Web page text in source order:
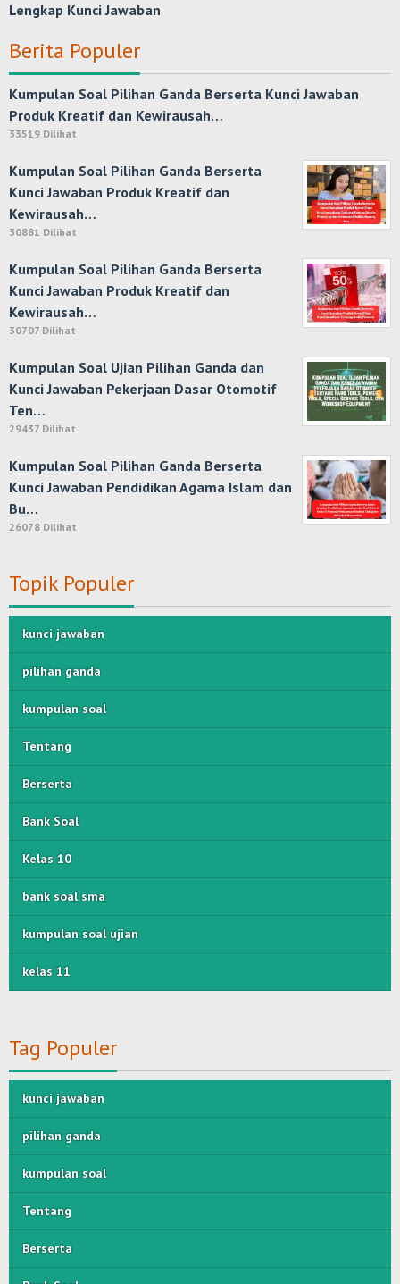
Lengkap Kunci Jawaban
Berita Populer
Kumpulan Soal Pilihan Ganda Berserta Kunci Jawaban
Produk Kreatif dan Kewirausah…
33519 Dilihat
Kumpulan Soal Pilihan Ganda Berserta
Kunci Jawaban Produk Kreatif dan
Kewirausah…
30881 Dilihat
Kumpulan Soal Pilihan Ganda Berserta
Kunci Jawaban Produk Kreatif dan
Kewirausah…
30707 Dilihat
Kumpulan Soal Ujian Pilihan Ganda dan
Kunci Jawaban Pekerjaan Dasar Otomotif
Ten…
29437 Dilihat
Kumpulan Soal Pilihan Ganda Berserta
Kunci Jawaban Pendidikan Agama Islam dan
Bu…
26078 Dilihat
Topik Populer
kunci jawaban
pilihan ganda
kumpulan soal
Tentang
Berserta
Bank Soal
Kelas 10
bank soal sma
kumpulan soal ujian
kelas 11
Tag Populer
kunci jawaban
pilihan ganda
kumpulan soal
Tentang
Berserta